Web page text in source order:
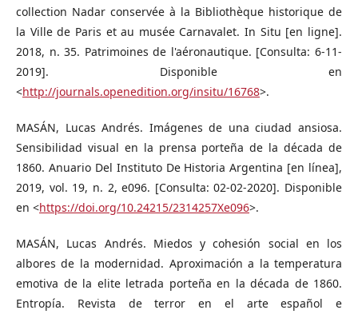
collection Nadar conservée à la Bibliothèque historique de
la Ville de Paris et au musée Carnavalet. In Situ [en ligne].
2018, n. 35. Patrimoines de l'aéronautique. [Consulta: 6-11-
2019]. Disponible en
<http://journals.openedition.org/insitu/16768>.
MASÁN, Lucas Andrés. Imágenes de una ciudad ansiosa.
Sensibilidad visual en la prensa porteña de la década de
1860. Anuario Del Instituto De Historia Argentina [en línea],
2019, vol. 19, n. 2, e096. [Consulta: 02-02-2020]. Disponible
en <https://doi.org/10.24215/2314257Xe096>.
MASÁN, Lucas Andrés. Miedos y cohesión social en los
albores de la modernidad. Aproximación a la temperatura
emotiva de la elite letrada porteña en la década de 1860.
Entropía. Revista de terror en el arte español e